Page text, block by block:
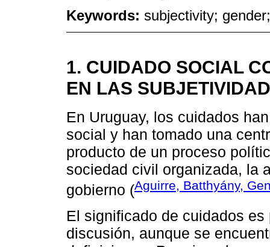
Keywords: subjectivity;
1. CUIDADO SOCIAL
EN LAS
En Uruguay, los cuidados
social y han tomado una
producto de un proceso
sociedad civil organizada, la
gobierno (Aguirre, Batthyány,
El significado de cuidados
discusión, aunque se